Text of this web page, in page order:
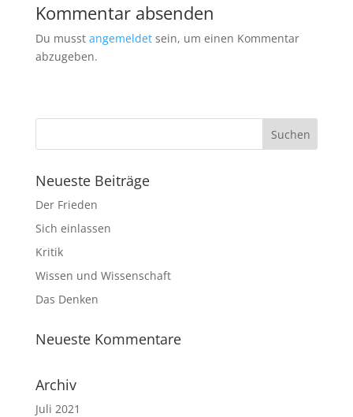
Kommentar absenden
Du musst angemeldetsein, um einen Kommentar
abzugeben.
Neueste Beiträge
Der Frieden
Sich einlassen
Kritik
Wissen und Wissenschaft
Das Denken
Neueste Kommentare
Archiv
Juli 2021